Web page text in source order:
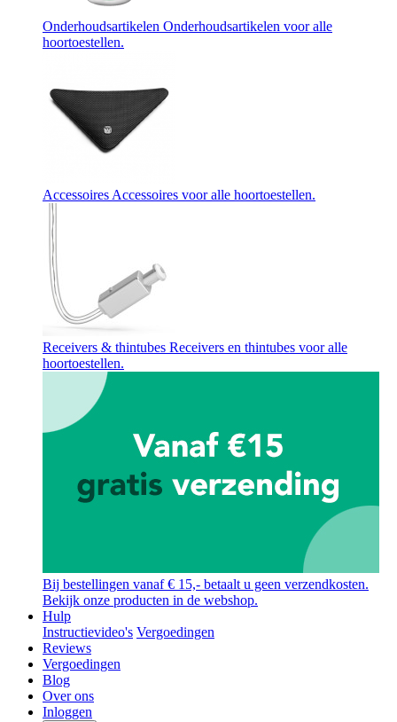
Onderhoudsartikelen Onderhoudsartikelen voor alle
hoortoestellen.
AccessoiresAccessoires voor alle hoortoestellen.
Receivers & thintubes Receivers en thintubes voor alle
hoortoestellen.
Bij bestellingen vanaf € 15,- betaalt u geen verzendkosten.
Bekijk onze producten in de webshop.
Hulp
Instructievideo's Vergoedingen
Reviews
Vergoedingen
Blog
Over ons
Inloggen